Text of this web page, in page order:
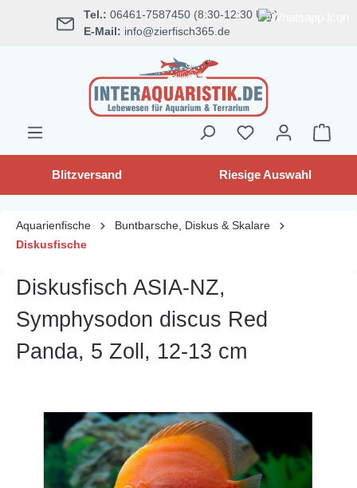
springen Tel.: 06461-7587450 (8:30-12:30 Uhr)
E-Mail: info@zierfisch365.de
Blitzversand Riesige Auswahl
Aquarienfische
Buntbarsche, Diskus & Skalare
Diskusfische
Diskusfisch ASIA-NZ,
Symphysodon discus Red
Panda, 5 Zoll, 12-13 cm
Bildergalerie überspringen